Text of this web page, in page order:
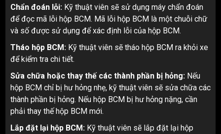
Chẩn đoán lỗi: Kỹ thuật viên sẽ sử dụng máy chẩn đoán
để đọc mã lỗi hộp BCM. Mã lỗi hộp BCM là một chuỗi chữ
và số được sử dụng để xác định lỗi của hộp BCM.
Tháo hộp BCM: Kỹ thuật viên sẽ tháo hộp BCM ra khỏi xe
để kiểm tra chi tiết.
Sửa chữa hoặc thay thế các thành phần bị hỏng: Nếu
hộp BCM chỉ bị hư hỏng nhẹ, kỹ thuật viên sẽ sửa chữa các
thành phần bị hỏng. Nếu hộp BCM bị hư hỏng nặng, cần
phải thay thế hộp BCM mới.
Lắp đặt lại hộp BCM: Kỹ thuật viên sẽ lắp đặt lại hộp